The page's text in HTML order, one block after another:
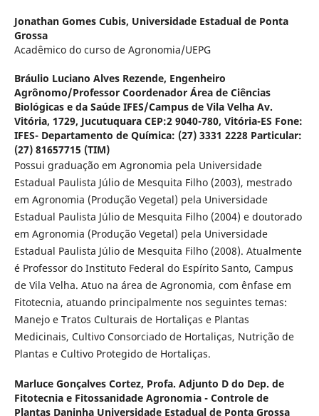
Jonathan Gomes Cubis, Universidade Estadual de Ponta
Grossa
Acadêmico do curso de Agronomia/UEPG
Bráulio Luciano Alves Rezende, Engenheiro
Agrônomo/Professor Coordenador Área de Ciências
Biológicas e da Saúde IFES/Campus de Vila Velha Av.
Vitória, 1729, Jucutuquara CEP:2 9040-780, Vitória-ES Fone:
IFES- Departamento de Química: (27) 3331 2228 Particular:
(27) 81657715 (TIM)
Possui graduação em Agronomia pela Universidade
Estadual Paulista Júlio de Mesquita Filho (2003), mestrado
em Agronomia (Produção Vegetal) pela Universidade
Estadual Paulista Júlio de Mesquita Filho (2004) e doutorado
em Agronomia (Produção Vegetal) pela Universidade
Estadual Paulista Júlio de Mesquita Filho (2008). Atualmente
é Professor do Instituto Federal do Espírito Santo, Campus
de Vila Velha. Atuo na área de Agronomia, com ênfase em
Fitotecnia, atuando principalmente nos seguintes temas:
Manejo e Tratos Culturais de Hortaliças e Plantas
Medicinais, Cultivo Consorciado de Hortaliças, Nutrição de
Plantas e Cultivo Protegido de Hortaliças.
Marluce Gonçalves Cortez, Profa. Adjunto D do Dep. de
Fitotecnia e Fitossanidade Agronomia - Controle de
Plantas Daninha Universidade Estadual de Ponta Grossa